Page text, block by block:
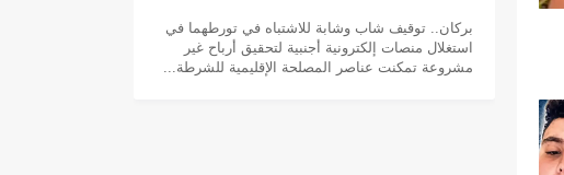
بركان.. توقيف شاب وشابة للاشتباه في تورطهما في
استغلال منصات إلكترونية أجنبية لتحقيق أرباح غير
مشروعة تمكنت عناصر المصلحة الإقليمية للشرطة...